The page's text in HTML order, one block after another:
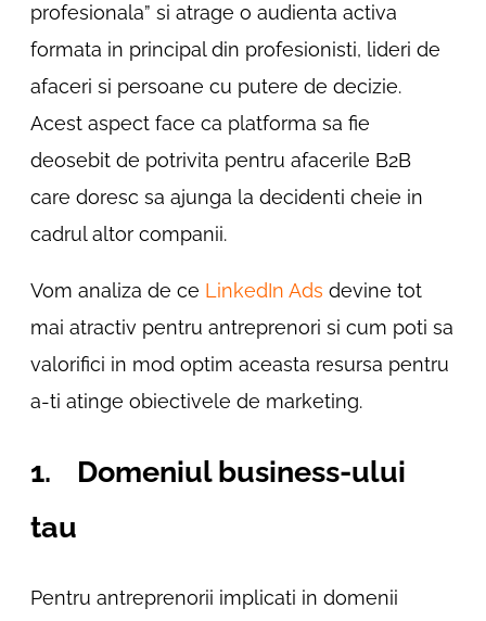
profesionala” si atrage o audienta activa
formata in principal din profesionisti, lideri de
afaceri si persoane cu putere de decizie.
Acest aspect face ca platforma sa fie
deosebit de potrivita pentru afacerile B2B
care doresc sa ajunga la decidenti cheie in
cadrul altor companii.
Vom analiza de ce LinkedIn Ads devine tot
mai atractiv pentru antreprenori si cum poti sa
valorifici in mod optim aceasta resursa pentru
a-ti atinge obiectivele de marketing.
1. Domeniul business-ului
tau
Pentru antreprenorii implicati in domenii